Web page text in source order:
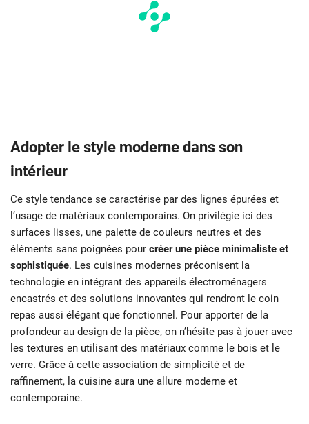
Adopter le style moderne dans son
intérieur
Ce style tendance se caractérise par des lignes épurées et
l’usage de matériaux contemporains. On privilégie ici des
surfaces lisses, une palette de couleurs neutres et des
éléments sans poignées pour créer une pièce minimaliste et
sophistiquée. Les cuisines modernes préconisent la
technologie en intégrant des appareils électroménagers
encastrés et des solutions innovantes qui rendront le coin
repas aussi élégant que fonctionnel. Pour apporter de la
profondeur au design de la pièce, on n’hésite pas à jouer avec
les textures en utilisant des matériaux comme le bois et le
verre. Grâce à cette association de simplicité et de
raffinement, la cuisine aura une allure moderne et
contemporaine.